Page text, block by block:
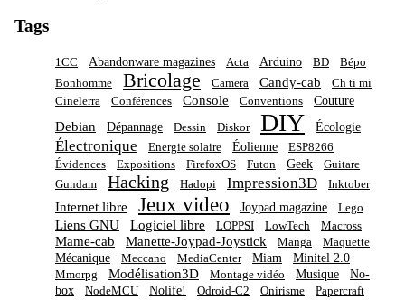
Tags
1CC Abandonware magazines Acta Arduino BD
Bépo
Bonhomme
Bricolage Camera Candy-cab
Ch ti mi
Cinelerra
Conférences Console Conventions Couture
Debian Dépannage Dessin Diskor DIY Écologie
Électronique Energie solaire Éolienne
ESP8266
Évidences
Expositions FirefoxOS Futon Geek
Guitare
Gundam
Hacking Hadopi Impression3D Inktober
Internet libre Jeux video Joypad magazine Lego
Liens GNU Logiciel libre LOPPSI LowTech Macross
Mame-cab Manette-Joypad-Joystick Manga Maquette
Mécanique Meccano MediaCenter Miam Minitel 2.0
Mmorpg Modélisation3D Montage vidéo Musique
No-
box
NodeMCU Nolife! Odroid-C2 Onirisme
Papercraft